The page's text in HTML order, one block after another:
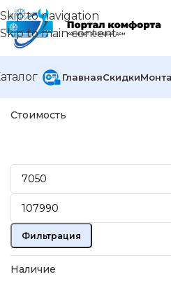
Skip to navigation
Skip to main content
ГлавнаяСкидки
Стоимость
Фильтрация
Наличие